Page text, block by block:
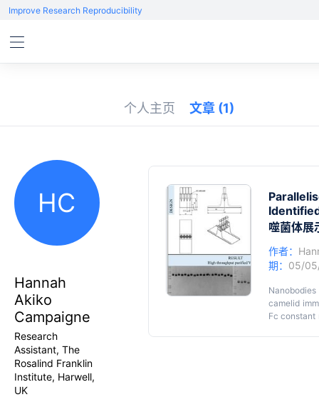
Improve Research Reproducibility
个人主页 文章 (1)
HC
Hannah
Akiko
Campaigne
Research
Assistant, The
Rosalind Franklin
Institute, Harwell,
UK
噬菌体展
作者：
期： 05/
camelid
Fc constant